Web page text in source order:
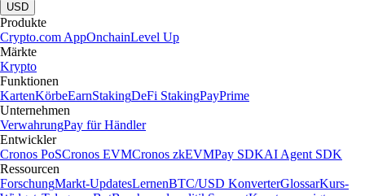
USD
Produkte
Crypto.com AppOnchainLevel Up
Märkte
Krypto
Funktionen
KartenKörbeEarnStakingDeFi StakingPayPrime
Unternehmen
VerwahrungPay für Händler
Entwickler
Cronos PoSCronos EVMCronos zkEVMPay SDKAI Agent SDK
Ressourcen
ForschungMarkt-UpdatesLernenBTC/USD KonverterGlossarKurs-